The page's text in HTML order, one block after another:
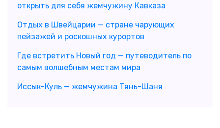
открыть для себя жемчужину Кавказа
Отдых в Швейцарии — стране чарующих
пейзажей и роскошных курортов
Где встретить Новый год — путеводитель по
самым волшебным местам мира
Иссык-Куль — жемчужина Тянь-Шаня